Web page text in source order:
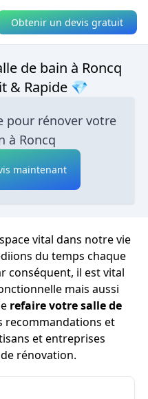
Obtenir un devis gratuit
de bain à Roncq
& Rapide 💎
pour rénover votre
à Roncq
maintenant
vital dans notre vie
du temps chaque
conséquent, il est vital
mais aussi
refaire votre salle de
recommandations et
et entreprises
rénovation.